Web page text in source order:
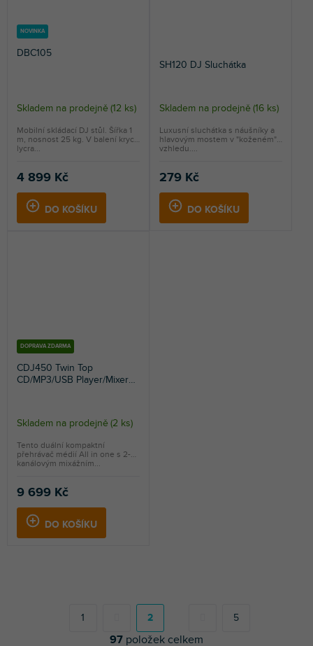
NOVINKA
DBC105
Skladem na prodejně (12 ks)
4 899 Kč
DO KOŠÍKU
Mobilní skládací DJ stůl. Šířka 1
m, nosnost 25 kg. V balení krycí
lycra...
SH120 DJ Sluchátka
Průměrné
hodnocení
produktu
4,8
hvězdiček.
Skladem na prodejně (16 ks)
279 Kč
DO KOŠÍKU
Luxusní sluchátka s náušníky a
hlavovým mostem v "koženém"
vzhledu....
DOPRAVA ZDARMA
CDJ450 Twin Top
CD/MP3/USB Player/Mixer
Skladem na prodejně (2 ks)
9 699 Kč
DO KOŠÍKU
Tento duální kompaktní
přehrávač médií All in one s 2-
kanálovým mixážním...
t
á
n
1 2 5
97 položek celkem